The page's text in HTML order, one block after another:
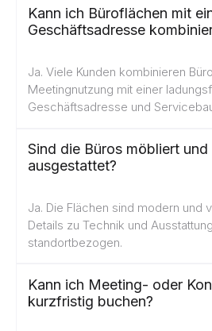
Kann ich Büroflächen mit
Geschäftsadresse
Ja. Viele Kunden kombinieren
Meetingnutzung mit einer
Geschäftsadresse und
Sind die Büros möbliert
ausgestattet?
Ja. Die Flächen sind modern und
Details zu Technik und
standortbezogen.
Kann ich Meeting- oder
kurzfristig buchen?